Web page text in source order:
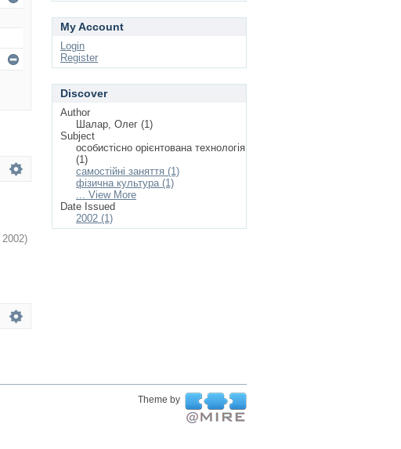
2002)
My Account
Login
Register
Discover
Author
Шалар, Олег (1)
Subject
особистісно орієнтована технологія
(1)
самостійні заняття (1)
фізична культура (1)
... View More
Date Issued
2002 (1)
Theme by